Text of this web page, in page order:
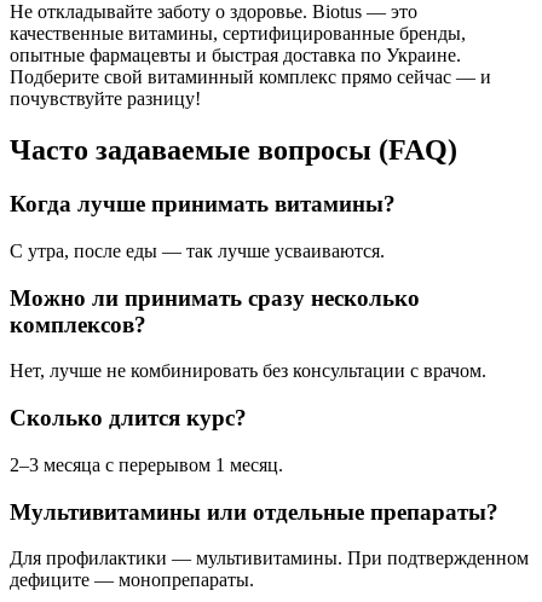
Не откладывайте заботу о здоровье. Biotus — это
качественные витамины, сертифицированные бренды,
опытные фармацевты и быстрая доставка по Украине.
Подберите свой витаминный комплекс прямо сейчас — и
почувствуйте разницу!
Часто задаваемые вопросы (FAQ)
Когда лучше принимать витамины?
С утра, после еды — так лучше усваиваются.
Можно ли принимать сразу несколько
комплексов?
Нет, лучше не комбинировать без консультации с врачом.
Сколько длится курс?
2–3 месяца с перерывом 1 месяц.
Мультивитамины или отдельные препараты?
Для профилактики — мультивитамины. При подтвержденном
дефиците — монопрепараты.